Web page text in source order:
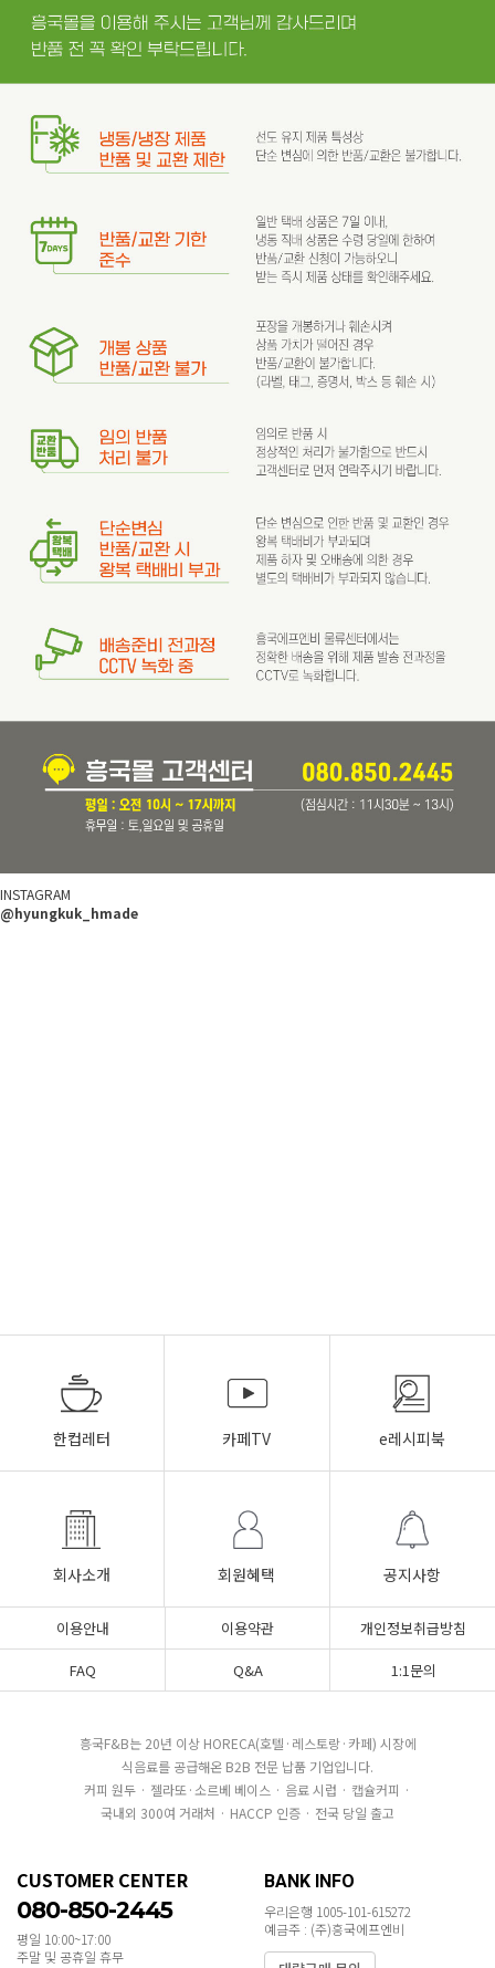
INSTAGRAM
@hyungkuk_hmade
한컵레터 카페TV e레시피북
회사소개 회원혜택 공지사항
이용안내 이용약관
개인정보취급방침
FAQ
Q&A 1:1문의
흥국F&B는 20년 이상 HORECA(호텔·레스토랑·카페) 시장에
식음료를 공급해온 B2B 전문 납품 기업입니다.
커피 원두 · 젤라또·소르베 베이스 · 음료 시럽 · 캡슐커피 ·
국내외 300여 거래처 · HACCP 인증 · 전국 당일 출고
CUSTOMER CENTER
080-850-2445
평일 10:00~17:00
주말 및 공휴일 휴무
BANK INFO
우리은행 1005-101-615272
예금주 : (주)흥국에프엔비